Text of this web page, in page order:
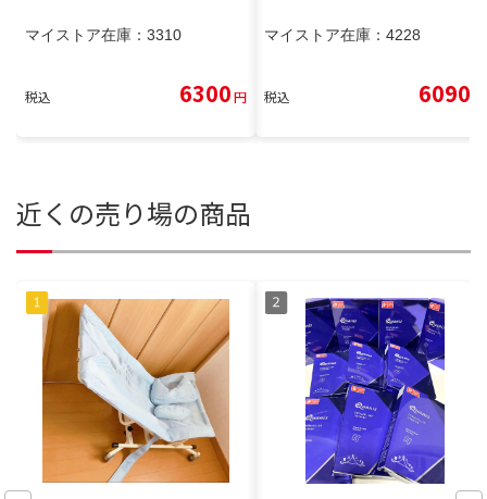
マイストア在庫： 3310
税込 6300円
マイストア在庫： 4228
税込 6090
近くの売り場の商品